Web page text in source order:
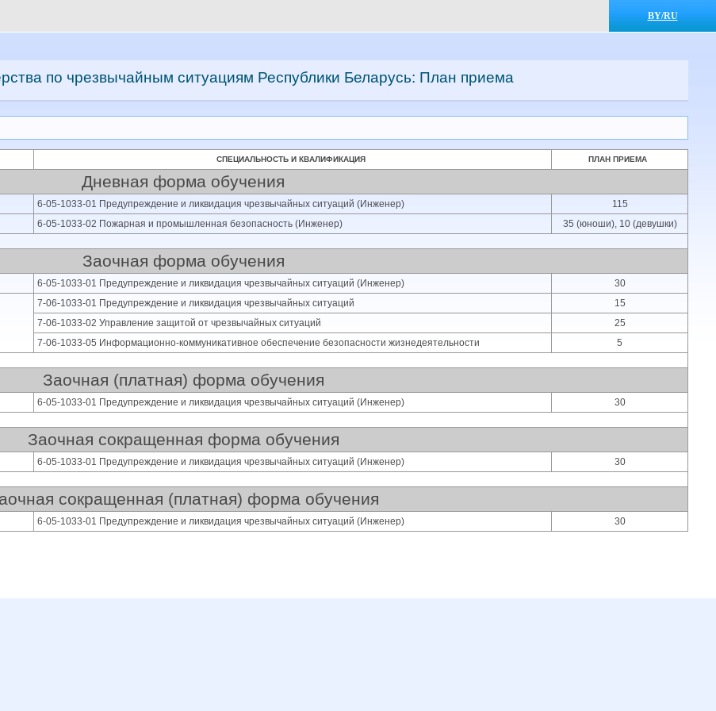
BY/RU
по чрезвычайным ситуациям Республики Беларусь: План приема
CПЕЦИАЛЬНОСТЬ И КВАЛИФИКАЦИЯ ПЛАН ПРИЕМА
Дневная форма обучения
6-05-1033-01 Предупреждение и ликвидация чрезвычайных ситуаций (Инженер)
115
6-05-1033-02 Пожарная и промышленная безопасность (Инженер) 35 (юноши), 10 (девушки)
Заочная форма обучения
6-05-1033-01 Предупреждение и ликвидация чрезвычайных ситуаций (Инженер)
30
7-06-1033-01 Предупреждение и ликвидация чрезвычайных ситуаций
15
7-06-1033-02 Управление защитой от чрезвычайных ситуаций
25
7-06-1033-05 Информационно-коммуникативное обеспечение безопасности жизнедеятельности
5
Заочная (платная) форма обучения
6-05-1033-01 Предупреждение и ликвидация чрезвычайных ситуаций (Инженер) 30
Заочная сокращенная форма обучения
6-05-1033-01 Предупреждение и ликвидация чрезвычайных ситуаций (Инженер) 30
сокращенная (платная) форма обучения
6-05-1033-01 Предупреждение и ликвидация чрезвычайных ситуаций (Инженер) 30